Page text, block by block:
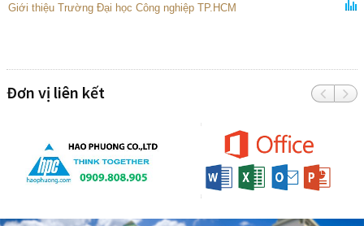
Giới thiệu Trường Đại học Công nghiệp TP.HCM
Đơn vị liên kết